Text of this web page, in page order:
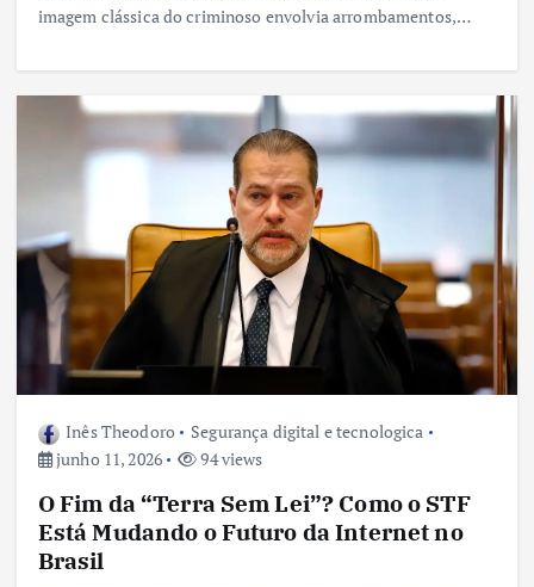
imagem clássica do criminoso envolvia arrombamentos,…
Inês Theodoro
Segurança digital e tecnologica
junho 11, 2026
94 views
O Fim da “Terra Sem Lei”? Como o STF
Está Mudando o Futuro da Internet no
Brasil